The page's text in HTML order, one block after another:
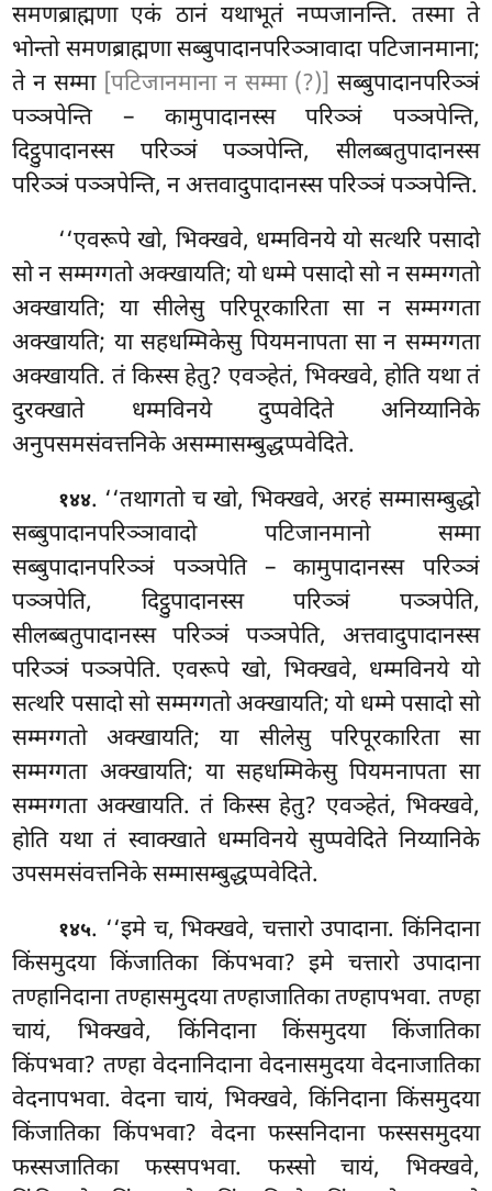
समणब्राह्मणा एकं ठानं यथाभूतं नप्पजानन्ति. तस्मा ते
भोन्तो समणब्राह्मणा सब्बुपादानपरिञ्ञावादा पटिजानमाना;
ते न सम्मा [पटिजानमाना न सम्मा (?)] सब्बुपादानपरिञ्ञं
पञ्ञपेन्ति – कामुपादानस्स परिञ्ञं पञ्ञपेन्ति,
दिट्ठुपादानस्स परिञ्ञंपञ्ञपेन्ति, सीलब्बतुपादानस्स
परिञ्ञं पञ्ञपेन्ति, न अत्तवादुपादानस्स परिञ्ञं पञ्ञपेन्ति.
‘‘एवरूपेखो, भिक्खवे, धम्मविनये यो सत्थरि पसादो
सो न सम्मग्गतो अक्खायति; योधम्मे पसादो सो न सम्मग्गतो
अक्खायति; या सीलेसु परिपूरकारिता सा न सम्मग्गता
अक्खायति; या सहधम्मिकेसु पियमनापता सा न सम्मग्गता
अक्खायति. तं किस्स हेतु? एवञ्हेतं, भिक्खवे, होति यथा तं
दुरक्खाते धम्मविनये दुप्पवेदिते अनिय्यानिके
अनुपसमसंवत्तनिके असम्मासम्बुद्धप्पवेदिते.
१४४. ‘‘तथागतो च खो, भिक्खवे, अरहं सम्मासम्बुद्धो
सब्बुपादानपरिञ्ञावादो पटिजानमानो सम्मा
सब्बुपादानपरिञ्ञं पञ्ञपेति – कामुपादानस्स परिञ्ञं
पञ्ञपेति, दिट्ठुपादानस्स परिञ्ञं पञ्ञपेति,
सीलब्बतुपादानस्स परिञ्ञं पञ्ञपेति, अत्तवादुपादानस्स
परिञ्ञं पञ्ञपेति. एवरूपे खो, भिक्खवे, धम्मविनये यो
सत्थरि पसादो सो सम्मग्गतो अक्खायति; यो धम्मे पसादो सो
सम्मग्गतो अक्खायति; या सीलेसु परिपूरकारिता सा
सम्मग्गता अक्खायति; या सहधम्मिकेसु पियमनापता सा
सम्मग्गता अक्खायति. तं किस्स हेतु? एवञ्हेतं, भिक्खवे,
होति यथा तं स्वाक्खाते धम्मविनये सुप्पवेदिते निय्यानिके
उपसमसंवत्तनिके सम्मासम्बुद्धप्पवेदिते.
१४५. ‘‘इमे च, भिक्खवे, चत्तारो उपादाना. किंनिदाना
किंसमुदया किंजातिका किंपभवा? इमे चत्तारो उपादाना
तण्हानिदाना तण्हासमुदयातण्हाजातिका तण्हापभवा. तण्हा
चायं, भिक्खवे, किंनिदाना किंसमुदया किंजातिका
किंपभवा? तण्हा वेदनानिदाना वेदनासमुदया वेदनाजातिका
वेदनापभवा. वेदना चायं, भिक्खवे, किंनिदाना किंसमुदया
किंजातिका किंपभवा? वेदना फस्सनिदाना फस्ससमुदया
फस्सजातिका फस्सपभवा. फस्सो चायं, भिक्खवे,